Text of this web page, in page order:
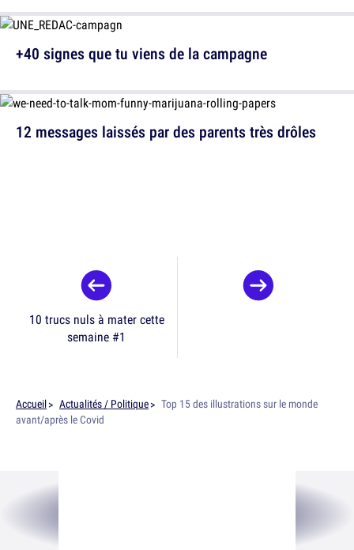
12 messages laissés par des parents très drôles
+40 signes que tu viens de la campagne
10 trucs nuls à mater cette
semaine #1
Accueil Actualités / Politique
Top 15 des illustrations sur le monde
avant/après le Covid